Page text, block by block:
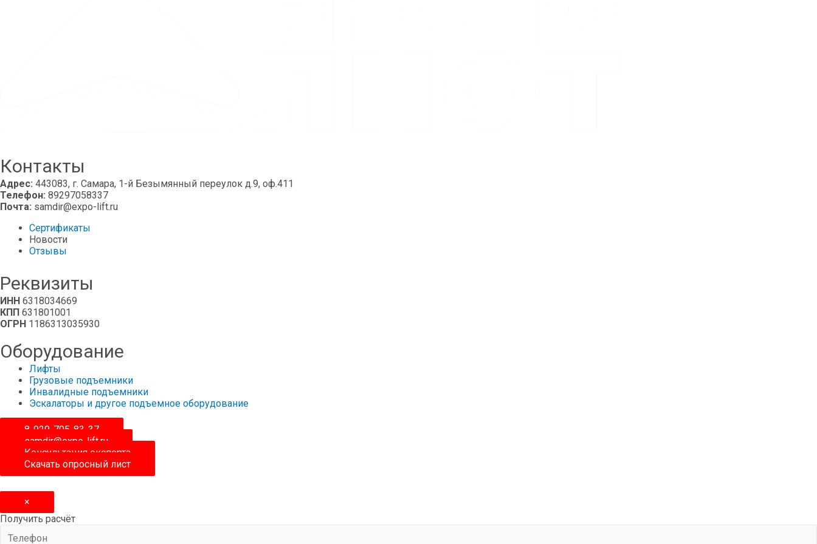
Контакты
Адрес: 443083, г. Самара, 1-й Безымянный переулок д.9, оф.411
Телефон: 89297058337
Почта: samdir@expo-lift.ru
Сертификаты
Новости
Отзывы
Реквизиты
ИНН 6318034669
КПП 631801001
ОГРН 1186313035930
Оборудование
Лифты
Грузовые подъемники
Инвалидные подъемники
Эскалаторы и другое подъемное оборудование
8-929-705-83-37
samdir@expo-lift.ru
Консультация эксперта
Скачать опросный лиcт
×
Получить расчёт